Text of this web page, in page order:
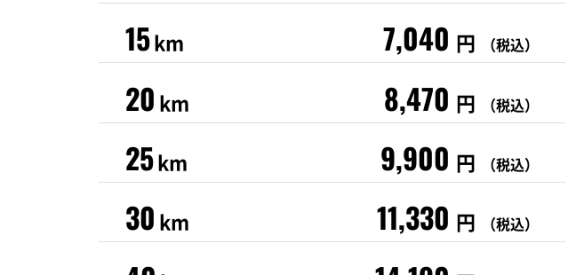
15km 7,040 円 （税込）
20 km 8,470 円 （税込）
25km 9,900 円 （税込）
30 km 11,330 円 （税込）